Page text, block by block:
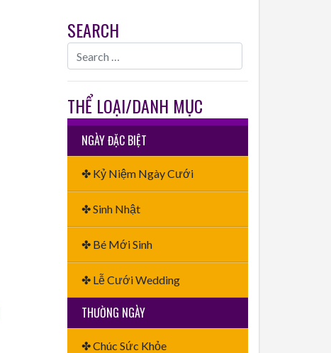
SEARCH
THỂ LOẠI/DANH MỤC
NGÀY ĐẶC BIỆT
✤ Kỷ Niệm Ngày Cưới
✤ Sinh Nhật
✤ Bé Mới Sinh
✤ Lễ Cưới Wedding
THƯỜNG NGÀY
✤ Chúc Sức Khỏe